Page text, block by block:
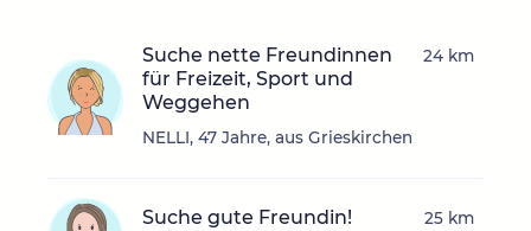
Suche nette Freundinnen
für Freizeit, Sport und
Weggehen
NELLI, 47 Jahre, aus Grieskirchen
24 km
Suche gute Freundin! 25 km